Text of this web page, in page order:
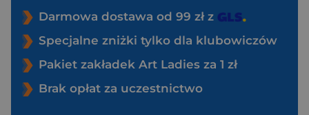
Darmowa dostawa od 99 zł z
Specjalne zniżki tylko dla klubowiczów
Pakiet zakładek Art Ladies za 1 zł
Brak opłat za uczestnictwo